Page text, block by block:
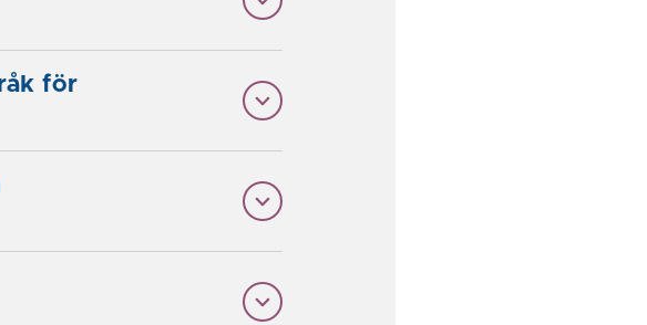
för